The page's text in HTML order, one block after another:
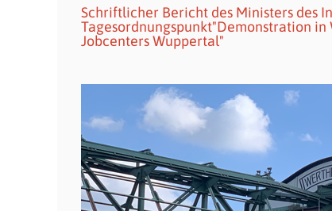
Schriftlicher Bericht des Ministers des
Tagesordnungspunkt"Demonstration
Jobcenters Wuppertal"